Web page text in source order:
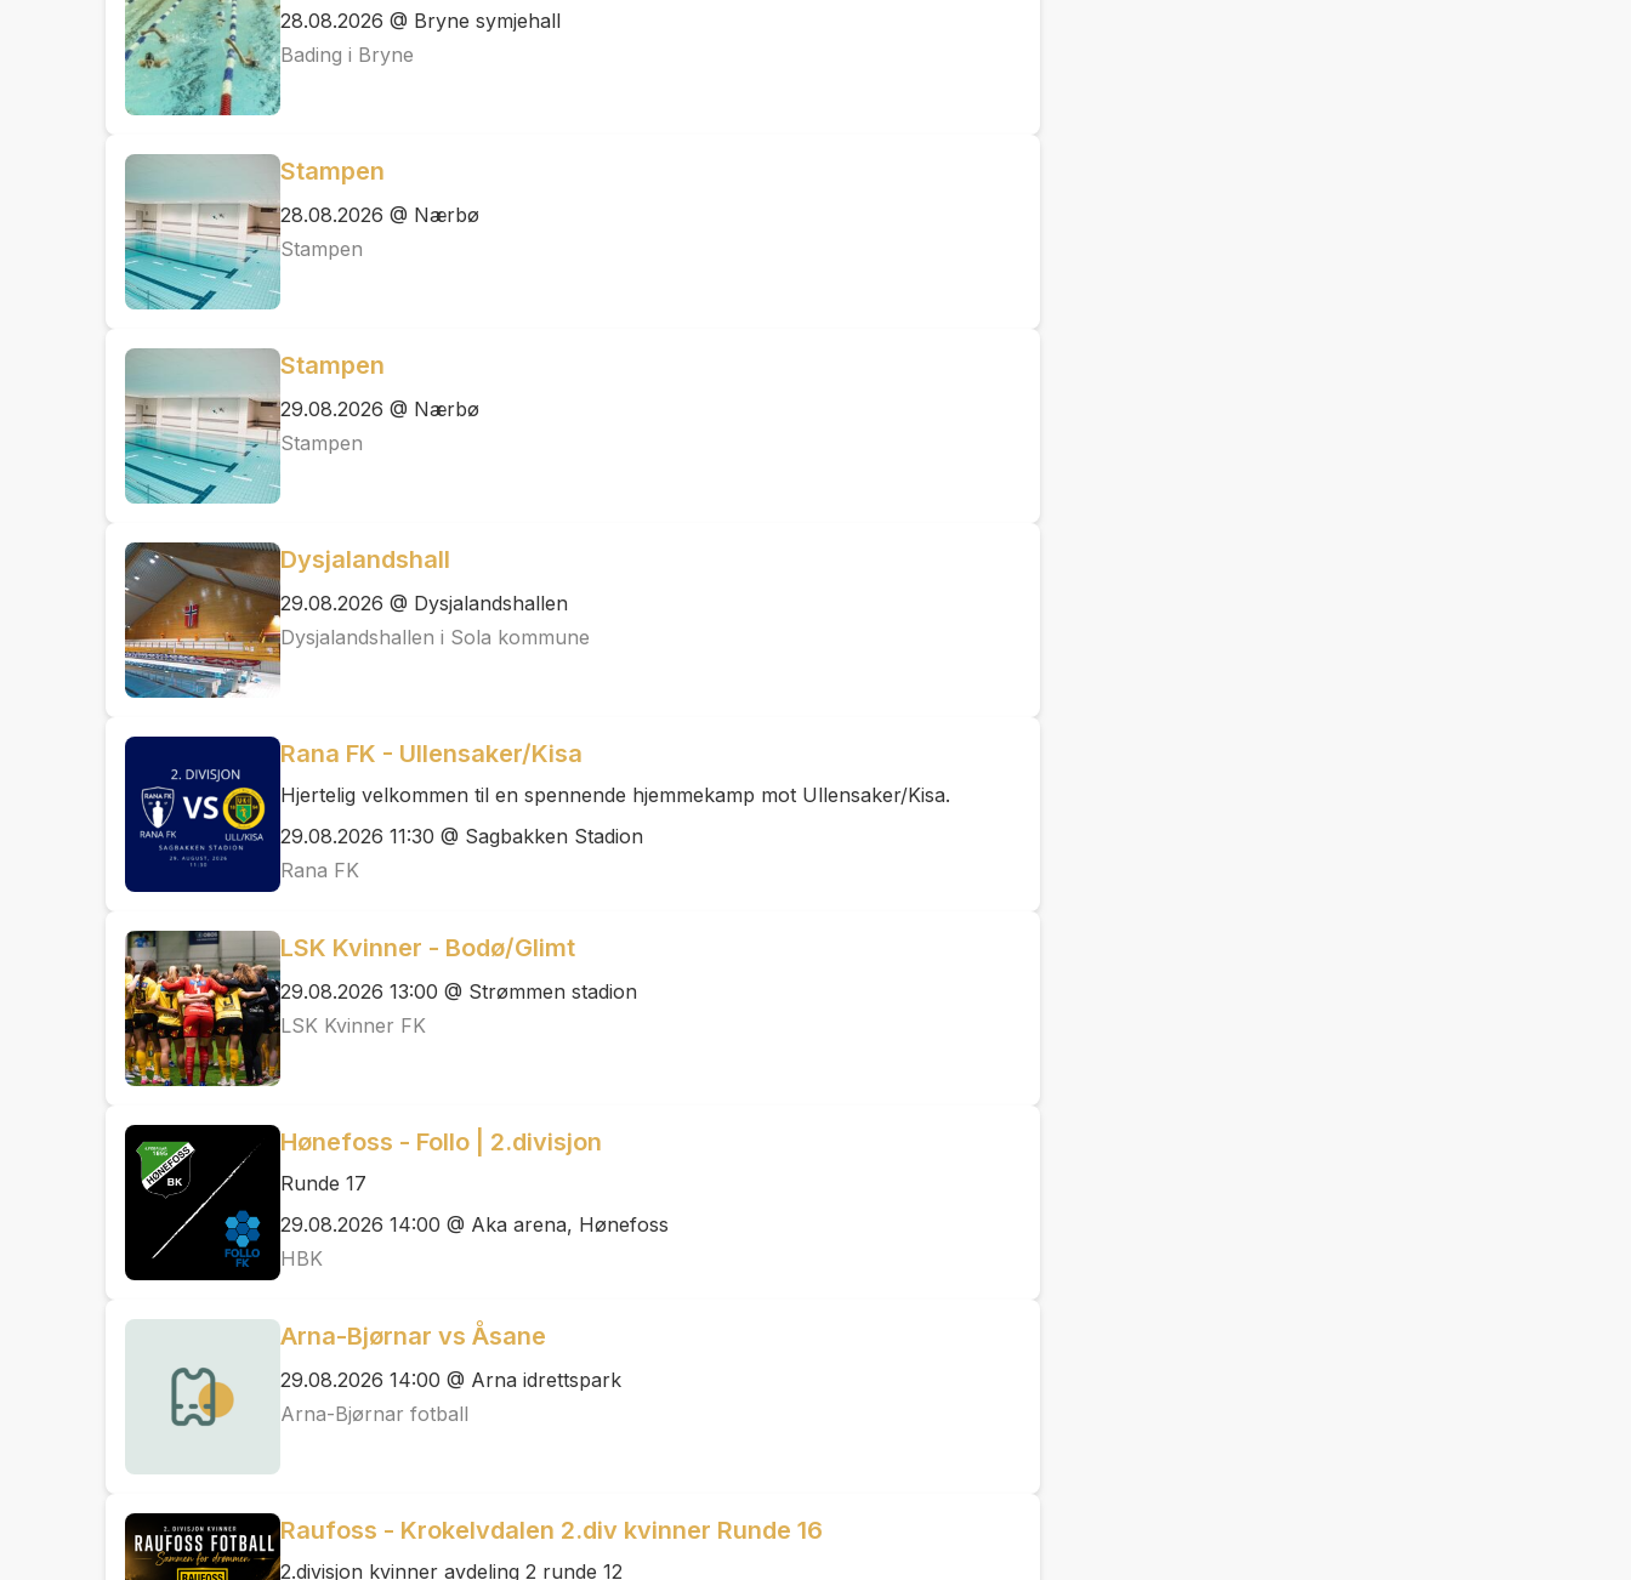
28.08.2026 @ Bryne symjehall
Bading i Bryne
Stampen
28.08.2026 @ Nærbø
Stampen
Stampen
29.08.2026 @ Nærbø
Stampen
Dysjalandshall
29.08.2026 @ Dysjalandshallen
Dysjalandshallen i Sola kommune
Rana FK - Ullensaker/Kisa
Hjertelig velkommen til en spennende hjemmekamp mot Ullensaker/Kisa.
29.08.2026 11:30 @ Sagbakken Stadion
Rana FK
LSK Kvinner - Bodø/Glimt
29.08.2026 13:00 @ Strømmen stadion
LSK Kvinner FK
Hønefoss - Follo | 2.divisjon
Runde 17
29.08.2026 14:00 @ Aka arena, Hønefoss
HBK
Arna-Bjørnar vs Åsane
29.08.2026 14:00 @ Arna idrettspark
Arna-Bjørnar fotball
Raufoss - Krokelvdalen 2.div kvinner Runde 16
2.divisjon kvinner avdeling 2 runde 12